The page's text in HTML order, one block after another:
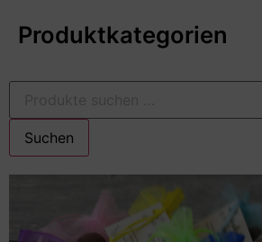
Produktkategorien
Suchen